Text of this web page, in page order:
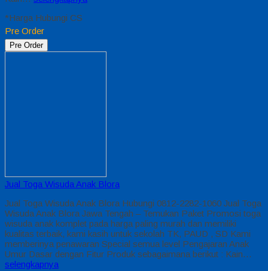
*Harga Hubungi CS
Pre Order
Pre Order
Jual Toga Wisuda Anak Blora
Jual Toga Wisuda Anak Blora Hubungi 0812-2282-1060 Jual Toga
Wisuda Anak Blora Jawa Tengah – Temukan Paket Promosi toga
wisuda anak komplet pada harga paling murah dan memiliki
kualitas terbaik, kami kasih untuk sekolah TK, PAUD , SD Kami
memberinya penawaran Special semua level Pengajaran Anak
Umur Dasar dengan Fitur Produk sebagaimana berikut : Kain…
selengkapnya